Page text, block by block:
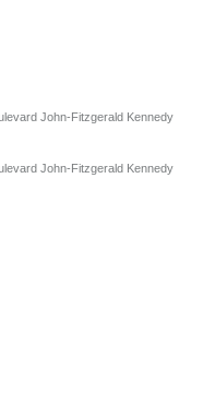
John-Fitzgerald Kennedy
John-Fitzgerald Kennedy